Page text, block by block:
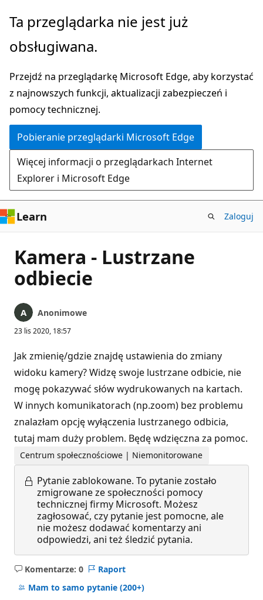
Przejdź
głównej
Ta przeglądarka nie jest już
obsługiwana.
Przejdź na przeglądarkę Microsoft Edge, aby korzystać
z najnowszych funkcji, aktualizacji zabezpieczeń i
pomocy technicznej.
Pobieranie przeglądarki Microsoft Edge
Więcej informacji o przeglądarkach Internet
Explorer i Microsoft Edge
Learn Zaloguj
Kamera - Lustrzane
odbiecie
Anonimowe
23 lis 2020, 18:57
Jak zmienię/gdzie znajdę ustawienia do zmiany
widoku kamery? Widzę swoje lustrzane odbicie, nie
mogę pokazywać słów wydrukowanych na kartach.
W innych komunikatorach (np.zoom) bez problemu
znalazłam opcję wyłączenia lustrzanego odbicia,
tutaj mam duży problem. Będę wdzięczna za pomoc.
Centrum społecznościowe | Niemonitorowane
Pytanie zablokowane. To pytanie zostało
zmigrowane ze społeczności pomocy
technicznej firmy Microsoft. Możesz
zagłosować, czy pytanie jest pomocne, ale
nie możesz dodawać komentarzy ani
odpowiedzi, ani też śledzić pytania.
Komentarze: 0
Brak
komentarzy
Raport
Mam to samo pytanie (200+)